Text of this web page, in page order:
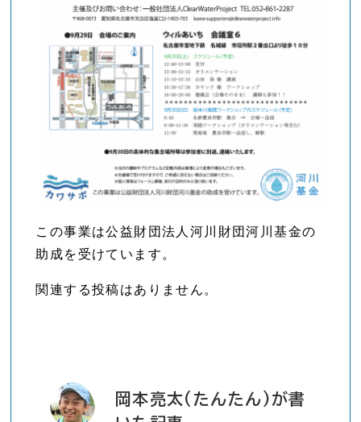
この事業は公益財団法人河川財団河川基金の
助成を受けています。
関連する投稿はありません。
岡本亮太(たんたん)が書